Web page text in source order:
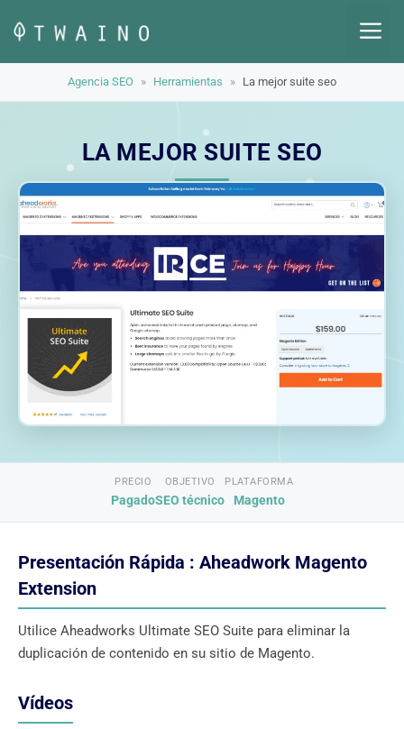
contenido
Agencia SEO » Herramientas » La mejor suite seo
LA MEJOR SUITE SEO
PRECIO
Pagado
OBJETIVO
SEO técnico
PLATAFORMA
Magento
Presentación Rápida : Aheadwork Magento
Extension
Utilice Aheadworks Ultimate SEO Suite para eliminar la
duplicación de contenido en su sitio de Magento.
Vídeos